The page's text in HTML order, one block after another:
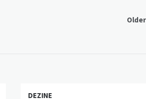
DEZINE